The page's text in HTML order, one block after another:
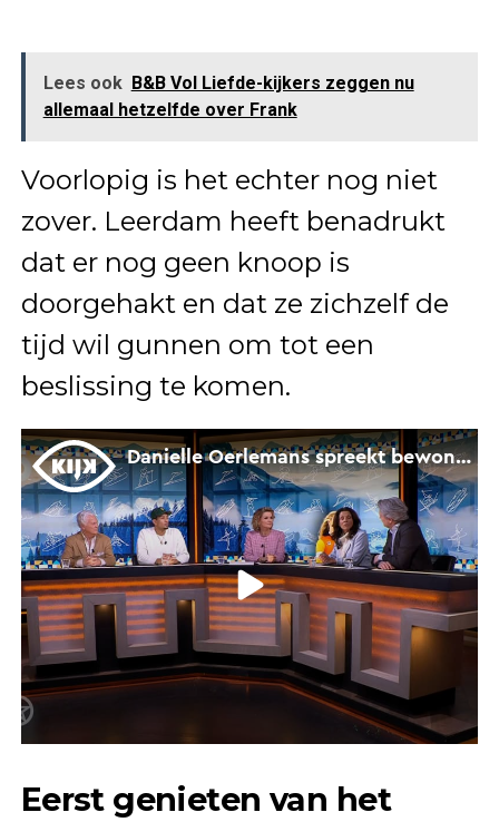
Lees ook B&B Vol Liefde-kijkers zeggen nu
allemaal hetzelfde over Frank
Voorlopig is het echter nog niet
zover. Leerdam heeft benadrukt
dat er nog geen knoop is
doorgehakt en dat ze zichzelf de
tijd wil gunnen om tot een
beslissing te komen.
Eerst genieten van het